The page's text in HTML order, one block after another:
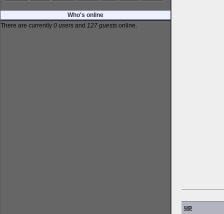
Who's online
There are currently 0 users and 127 guests online.
up